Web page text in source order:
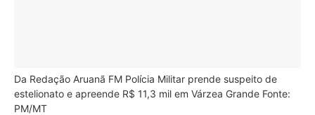
Da Redação Aruanã FM Polícia Militar prende suspeito de
estelionato e apreende R$ 11,3 mil em Várzea Grande Fonte:
PM/MT